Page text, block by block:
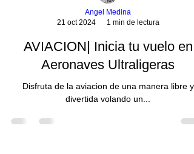
Angel Medina
21 oct 2024
1 min de lectura
AVIACION| Inicia tu vuelo en
Aeronaves Ultraligeras